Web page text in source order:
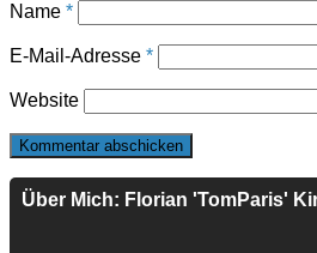
Name *
E-Mail-Adresse *
Website
Über Mich: Florian 'TomParis'